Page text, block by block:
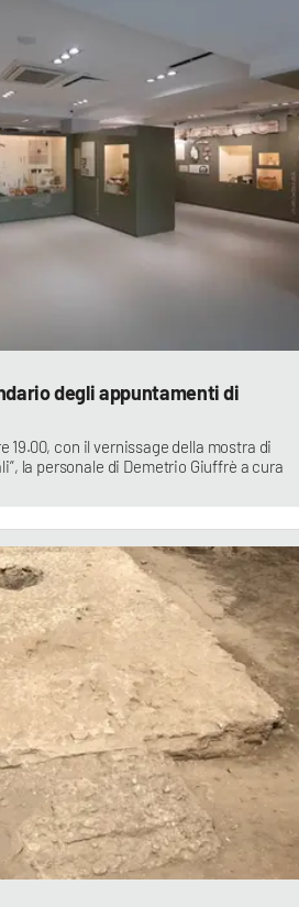
degli appuntamenti di
19.00, con il vernissage della mostra di
la personale di Demetrio Giuffrè a cura